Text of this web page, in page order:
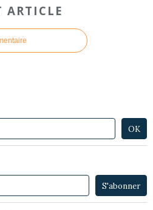
ARTICLE